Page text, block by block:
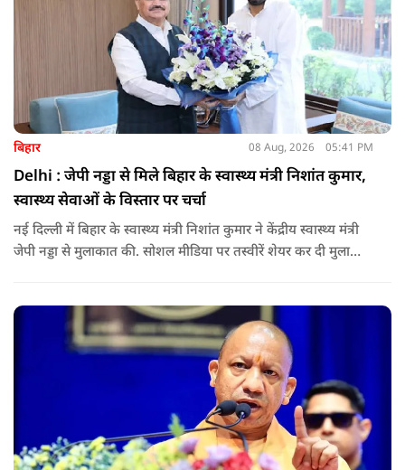
बिहार 08 Aug, 2026 05:41 PM
Delhi : जेपी नड्डा से मिले बिहार के स्वास्थ्य मंत्री निशांत कुमार,
स्वास्थ्य सेवाओं के विस्तार पर चर्चा
नई दिल्ली में बिहार के स्वास्थ्य मंत्री निशांत कुमार ने केंद्रीय स्वास्थ्य मंत्री
जेपी नड्डा से मुलाकात की. सोशल मीडिया पर तस्वीरें शेयर कर दी मुलाकात